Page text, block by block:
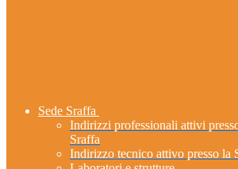
Sede Sraffa
Indirizzi professionali attivi
Sraffa
Indirizzo tecnico attivo presso la